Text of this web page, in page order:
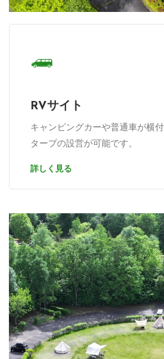
RVサイト
キャンピングカーや普通車が横
タープの設営が可能です。
詳しく見る